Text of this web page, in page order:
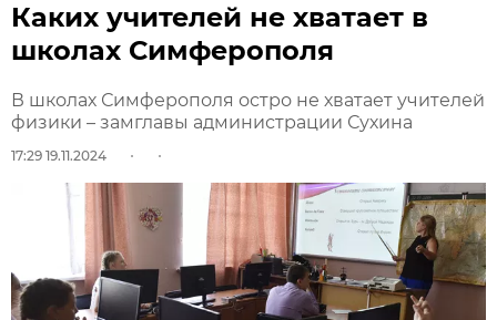
Каких учителей не хватает в
школах Симферополя
В школах Симферополя остро не хватает учителей
физики – замглавы администрации Сухина
17:29 19.11.2024